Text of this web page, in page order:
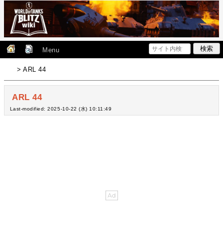
Menu
> ARL 44
ARL 44
Last-modified: 2025-10-22 (水) 10:11:49